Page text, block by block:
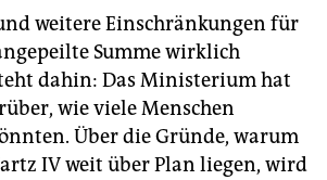
weitere Einschränkungen für
Summe wirklich
dahin: Das Ministerium hat
wie viele Menschen
Über die Gründe, warum
IV weit über Plan liegen, wird